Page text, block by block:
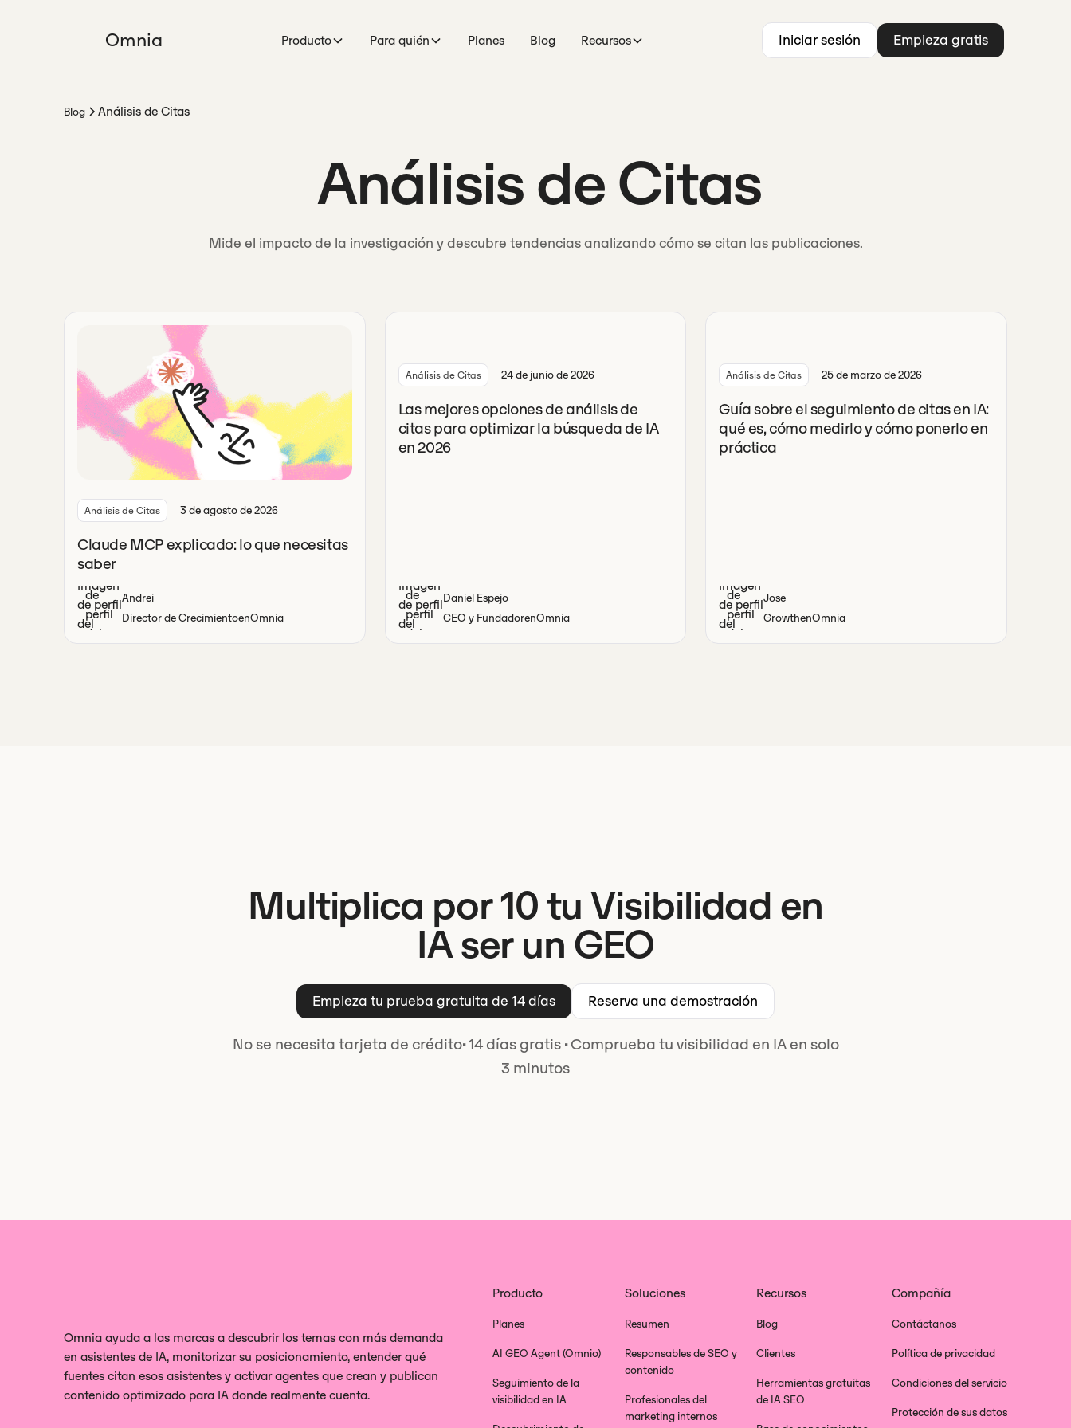
Omnia Producto Para quién Planes Blog Recursos Iniciar sesión Empieza gratis
Blog Análisis de Citas
Análisis de Citas
Mide el impacto de la investigación y descubre tendencias analizando cómo se citan las publicaciones.
Análisis de Citas 3 de agosto de 2026
Claude MCP explicado: lo que necesitas
saber
Andrei
Director de CrecimientoenOmnia
Análisis de Citas 24 de junio de 2026
Las mejores opciones de análisis de
citas para optimizar la búsqueda de IA
en 2026
Daniel Espejo
CEO y FundadorenOmnia
Análisis de Citas 25 de marzo de 2026
Guía sobre el seguimiento de citas en IA:
qué es, cómo medirlo y cómo ponerlo en
práctica
Jose
GrowthenOmnia
Multiplica por 10 tu Visibilidad en
IA ser un GEO
Empieza tu prueba gratuita de 14 días Reserva una demostración
No se necesita tarjeta de crédito·14 días gratis ·Comprueba tu visibilidad en IA en solo
3 minutos
Omnia ayuda a las marcas a descubrir los temas con más demanda
en asistentes de IA, monitorizar su posicionamiento, entender qué
fuentes citan esos asistentes y activar agentes que crean y publican
contenido optimizado para IA donde realmente cuenta.
Producto
Planes
AI GEO Agent (Omnio)
Seguimiento de la
visibilidad en IA
Soluciones
Resumen
Responsables de SEO y
contenido
Profesionales del
marketing internos
Recursos
Blog
Clientes
Herramientas gratuitas
de IA SEO
Compañía
Contáctanos
Política de privacidad
Condiciones del servicio
Protección de sus datos